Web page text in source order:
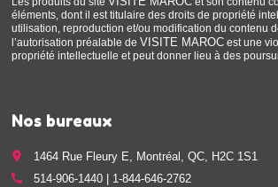
éléments, dont il est titulaire des droits de propriété
utilisation, reproduction et/ou modification du contenu
l’autorisation préalable deVISITE MAROC est une
propriété intellectuelle et peut donner lieu à des
Nos bureaux
place 1464 Rue Fleury E, Montréal, QC, H2C 1S1
call 514-906-1440 | 1-844-646-2762